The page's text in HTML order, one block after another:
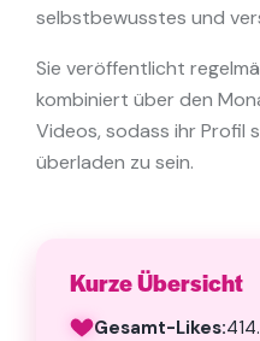
selbstbewusstes und
Sie veröffentlicht
kombiniert über den
Videos, sodass ihr Profil
überladen zu sein.
Kurze Übersicht
Gesamt-Likes: